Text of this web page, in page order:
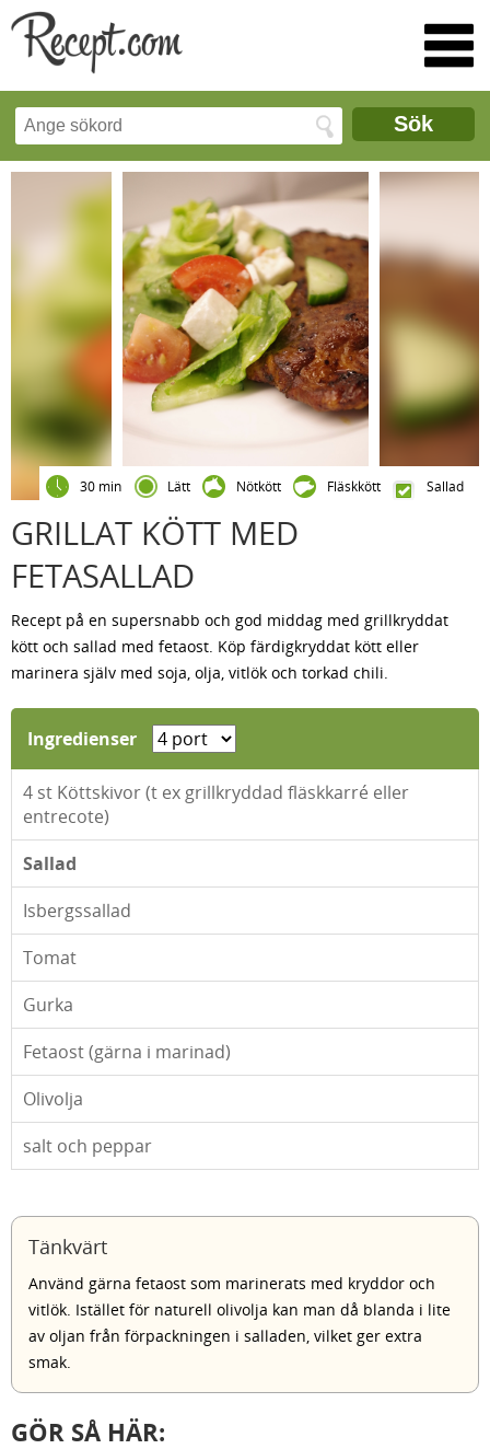
Sök
30 min Lätt Nötkött Fläskkött Sallad
GRILLAT KÖTT MED
FETASALLAD
Recept på en supersnabb och god middag med grillkryddat
kött och sallad med fetaost. Köp färdigkryddat kött eller
marinera själv med soja, olja, vitlök och torkad chili.
Ingredienser
4 st Köttskivor (t ex grillkryddad fläskkarré eller
entrecote)
Sallad
Isbergssallad
Tomat
Gurka
Fetaost (gärna i marinad)
Olivolja
salt och peppar
Tänkvärt
Använd gärna fetaost som marinerats med kryddor och
vitlök. Istället för naturell olivolja kan man då blanda i lite
av oljan från förpackningen i salladen, vilket ger extra
smak.
GÖR SÅ HÄR: